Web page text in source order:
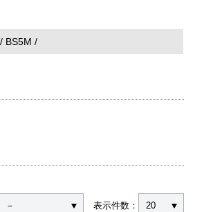
BS5M
－ 表示件数： 20